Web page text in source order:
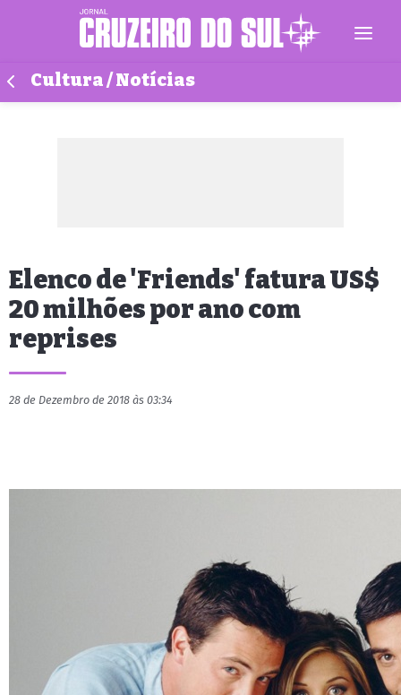
Cultura / Notícias
Elenco de 'Friends' fatura US$
20 milhões por ano com
reprises
28 de Dezembro de 2018 às 03:34